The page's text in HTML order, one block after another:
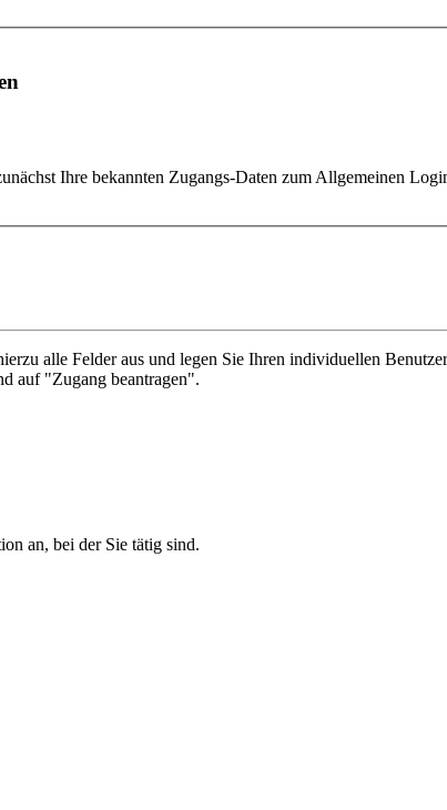
Ihre bekannten Zugangs-Daten zum Allgemeinen
auf "Zugang beantragen".
an, bei der Sie tätig sind.